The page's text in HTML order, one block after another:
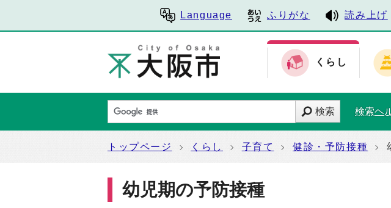
Language ふりがな 読み上げ
くらし
検索 検索ヘ
トップページ くらし 子育て 健診・予防接種
幼児期の予防接種